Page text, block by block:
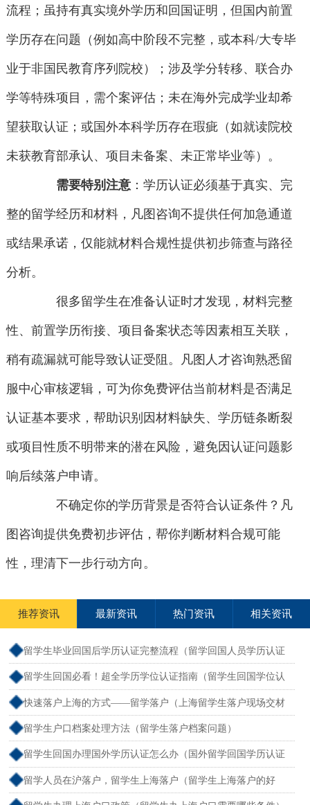
流程；虽持有真实境外学历和回国证明，但国内前置
学历存在问题（例如高中阶段不完整，或本科/大专毕
业于非国民教育序列院校）；涉及学分转移、联合办
学等特殊项目，需个案评估；未在海外完成学业却希
望获取认证；或国外本科学历存在瑕疵（如就读院校
未获教育部承认、项目未备案、未正常毕业等）。
需要特别注意 ：学历认证必须基于真实、完
整的留学经历和材料，凡图咨询不提供任何加急通道
或结果承诺，仅能就材料合规性提供初步筛查与路径
分析。
很多留学生在准备认证时才发现，材料完整
性、前置学历衔接、项目备案状态等因素相互关联，
稍有疏漏就可能导致认证受阻。凡图人才咨询熟悉留
服中心审核逻辑，可为你免费评估当前材料是否满足
认证基本要求，帮助识别因材料缺失、学历链条断裂
或项目性质不明带来的潜在风险，避免因认证问题影
响后续落户申请。
不确定你的学历背景是否符合认证条件？凡
图咨询提供免费初步评估，帮你判断材料合规可能
性，理清下一步行动方向。
推荐资讯 最新资讯 热门资讯 相关资讯
留学生毕业回国后学历认证完整流程（留学回国人员学历认证
怎么办）
留学生回国必看！超全学历学位认证指南（留学生回国学位认
证需要多长时间）
快速落户上海的方式——留学落户（上海留学生落户现场交材
料到通过要多久）
留学生户口档案处理方法（留学生落户档案问题）
留学生回国办理国外学历认证怎么办（国外留学回国学历认证
流程）
留学人员在沪落户，留学生上海落户（留学生上海落户的好